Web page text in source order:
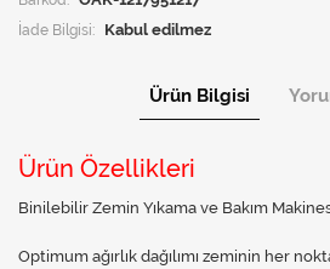
İade Bilgisi:
Ürün Bilgisi
Ürün Özellikleri
Binilebilir Zemin Yıkama ve Bakım
Optimum ağırlık dağılımı zeminin her